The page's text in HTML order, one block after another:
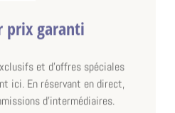
prix garanti
et d'offres spéciales
ici. En réservant en direct,
d'intermédiaires.